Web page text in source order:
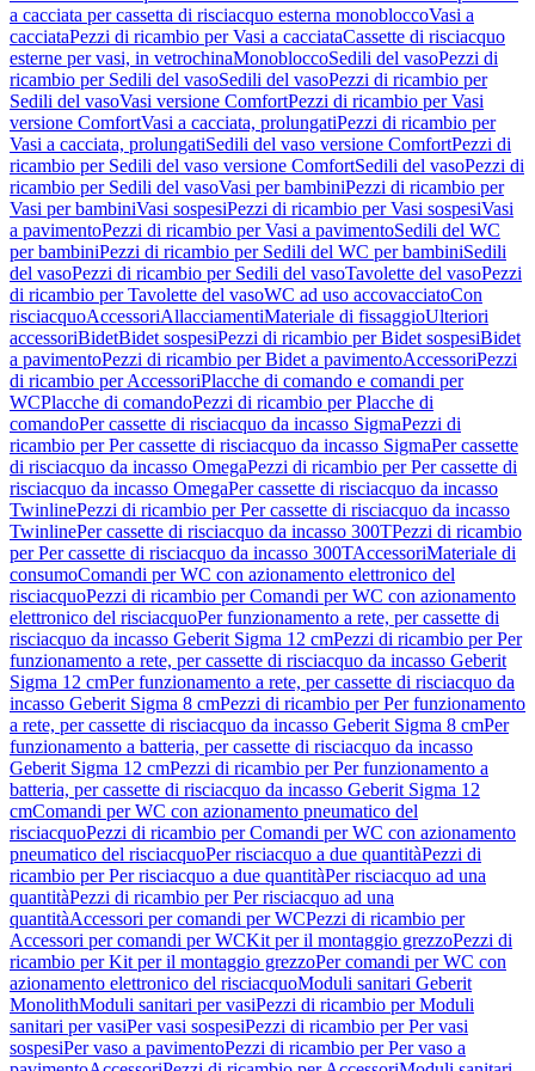
a cacciata per cassetta di risciacquo esterna monobloccoVasi a
cacciataPezzi di ricambio per Vasi a cacciataCassette di risciacquo
esterne per vasi, in vetrochinaMonobloccoSedili del vasoPezzi di
ricambio per Sedili del vasoSedili del vasoPezzi di ricambio per
Sedili del vasoVasi versione ComfortPezzi di ricambio per Vasi
versione ComfortVasi a cacciata, prolungatiPezzi di ricambio per
Vasi a cacciata, prolungatiSedili del vaso versione ComfortPezzi di
ricambio per Sedili del vaso versione ComfortSedili del vasoPezzi di
ricambio per Sedili del vasoVasi per bambiniPezzi di ricambio per
Vasi per bambiniVasi sospesiPezzi di ricambio per Vasi sospesiVasi
a pavimentoPezzi di ricambio per Vasi a pavimentoSedili del WC
per bambiniPezzi di ricambio per Sedili del WC per bambiniSedili
del vasoPezzi di ricambio per Sedili del vasoTavolette del vasoPezzi
di ricambio per Tavolette del vasoWC ad uso accovacciatoCon
risciacquoAccessoriAllacciamentiMateriale di fissaggioUlteriori
accessoriBidetBidet sospesiPezzi di ricambio per Bidet sospesiBidet
a pavimentoPezzi di ricambio per Bidet a pavimentoAccessoriPezzi
di ricambio per AccessoriPlacche di comando e comandi per
WCPlacche di comandoPezzi di ricambio per Placche di
comandoPer cassette di risciacquo da incasso SigmaPezzi di
ricambio per Per cassette di risciacquo da incasso SigmaPer cassette
di risciacquo da incasso OmegaPezzi di ricambio per Per cassette di
risciacquo da incasso OmegaPer cassette di risciacquo da incasso
TwinlinePezzi di ricambio per Per cassette di risciacquo da incasso
TwinlinePer cassette di risciacquo da incasso 300TPezzi di ricambio
per Per cassette di risciacquo da incasso 300TAccessoriMateriale di
consumoComandi per WC con azionamento elettronico del
risciacquoPezzi di ricambio per Comandi per WC con azionamento
elettronico del risciacquoPer funzionamento a rete, per cassette di
risciacquo da incasso Geberit Sigma 12 cmPezzi di ricambio per Per
funzionamento a rete, per cassette di risciacquo da incasso Geberit
Sigma 12 cmPer funzionamento a rete, per cassette di risciacquo da
incasso Geberit Sigma 8 cmPezzi di ricambio per Per funzionamento
a rete, per cassette di risciacquo da incasso Geberit Sigma 8 cmPer
funzionamento a batteria, per cassette di risciacquo da incasso
Geberit Sigma 12 cmPezzi di ricambio per Per funzionamento a
batteria, per cassette di risciacquo da incasso Geberit Sigma 12
cmComandi per WC con azionamento pneumatico del
risciacquoPezzi di ricambio per Comandi per WC con azionamento
pneumatico del risciacquoPer risciacquo a due quantitàPezzi di
ricambio per Per risciacquo a due quantitàPer risciacquo ad una
quantitàPezzi di ricambio per Per risciacquo ad una
quantitàAccessori per comandi per WCPezzi di ricambio per
Accessori per comandi per WCKit per il montaggio grezzoPezzi di
ricambio per Kit per il montaggio grezzoPer comandi per WC con
azionamento elettronico del risciacquoModuli sanitari Geberit
MonolithModuli sanitari per vasiPezzi di ricambio per Moduli
sanitari per vasiPer vasi sospesiPezzi di ricambio per Per vasi
sospesiPer vaso a pavimentoPezzi di ricambio per Per vaso a